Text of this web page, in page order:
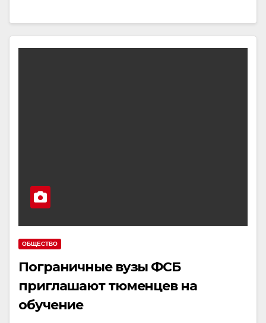
ОБЩЕСТВО
Пограничные вузы ФСБ
приглашают тюменцев на
обучение